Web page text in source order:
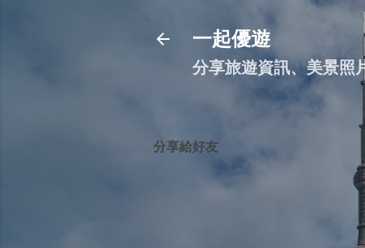
一起優遊
分享旅遊資訊、美景照
分享給好友